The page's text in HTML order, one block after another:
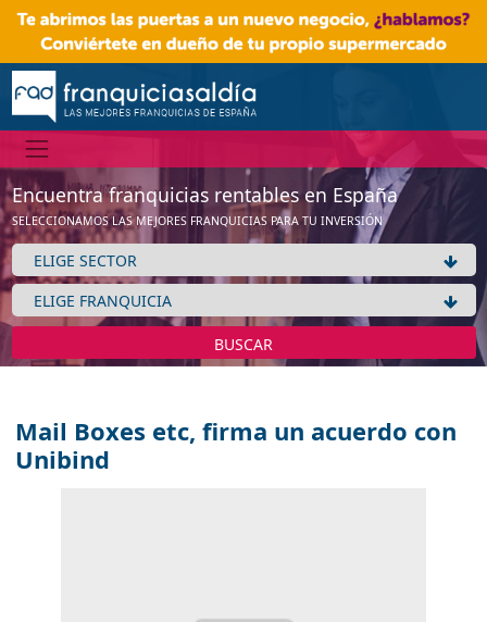
Encuentra franquicias rentables en España
SELECCIONAMOS LAS MEJORES FRANQUICIAS PARA TU INVERSIÓN
BUSCAR
Mail Boxes etc, firma un acuerdo con
Unibind